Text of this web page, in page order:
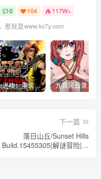
0 104 117W+
那就是www.kx7y.com
合金弹头进攻：重装上阵/METAL SLUG ATTACK RELOADED Build.16214511|策略模拟|容量2.7GB|免安装绿色中文版
下一篇
落日山丘/Sunset Hills
Build.15455305|解谜冒险|容